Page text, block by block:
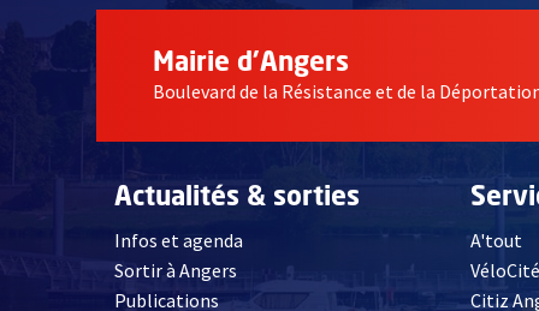
Mairie d'Angers
Boulevard de la Résistance et de la Déportation
Actualités & sorties
Infos et agenda
Sortir à Angers
Publications
A'tout
VéloCité
Citiz